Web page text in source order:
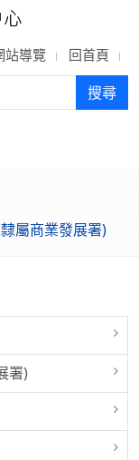
站導覽 回首頁
搜尋
屬商業發展署)
署)